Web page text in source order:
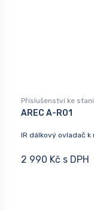
Příslušenství ke
AREC A-R01
IR dálkový ovladač k
2 990 Kč s DPH